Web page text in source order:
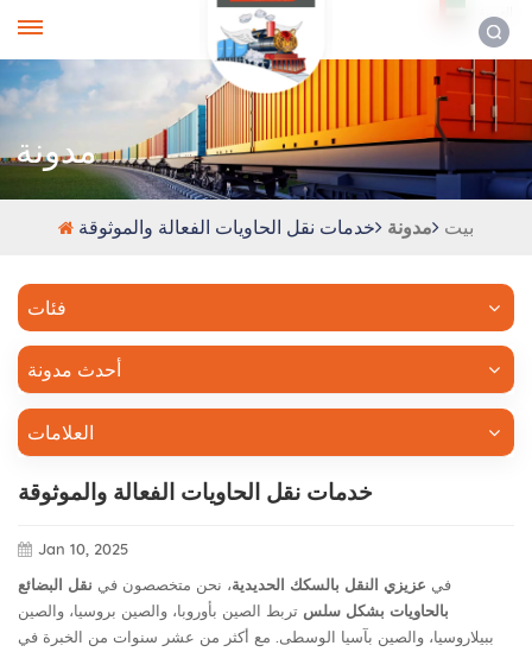
مدونة
بيت مدونة خدمات نقل الحاويات الفعالة والموثوقة
فئات
أحدث مدونة
العلامات
خدمات نقل الحاويات الفعالة والموثوقة
Jan 10, 2025
في عزيزي النقل بالسكك الحديدية، نحن متخصصون في نقل البضائع
بالحاويات بشكل سلس تربط الصين بأوروبا، والصين بروسيا، والصين
ببيلاروسيا، والصين بآسيا الوسطى. مع أكثر من عشر سنوات من الخبرة في